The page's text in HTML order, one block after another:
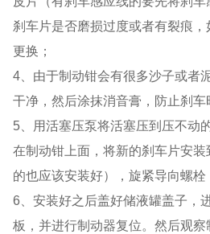
刹车片是否磨损过度或者有裂痕
更换；
4、由于制动钳会有很多沙子或者
干净，然后涂抹消音膏，防止刹车
5、用活塞压泵将活塞压到压不动
在制动钳上面，将新的刹车片安
的也应该安装好），旋紧导向螺栓
6、安装好之后盖好储液罐盖子，
板，并进行制动器复位。然后观